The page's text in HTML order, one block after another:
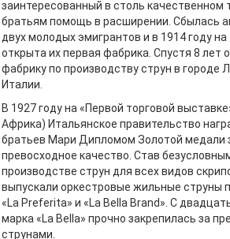
заинтересованный в столь качественном
братьям помощь в расширении. Сбылась
двух молодых эмигрантов и в 1914 году
открыта их первая фабрика. Спустя 8 лет
фабрику по производству струн в городе
Италии.
В 1927 году на «Первой торговой
Африка) Итальянское правительство
братьев Мари Дипломом Золотой медали
превосходное качество. Став
производстве струн для всех видов
выпускали оркестровые жильные струны
«La Preferita» и «La Bella Brand». С
марка «La Bella» прочно закрепилась за
струнами.